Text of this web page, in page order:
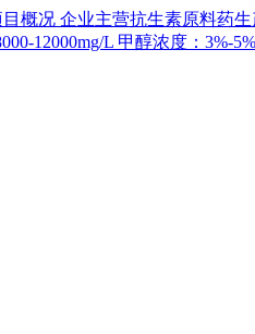
概况 企业主营抗生素原料药
12000mg/L 甲醇浓度：3%-